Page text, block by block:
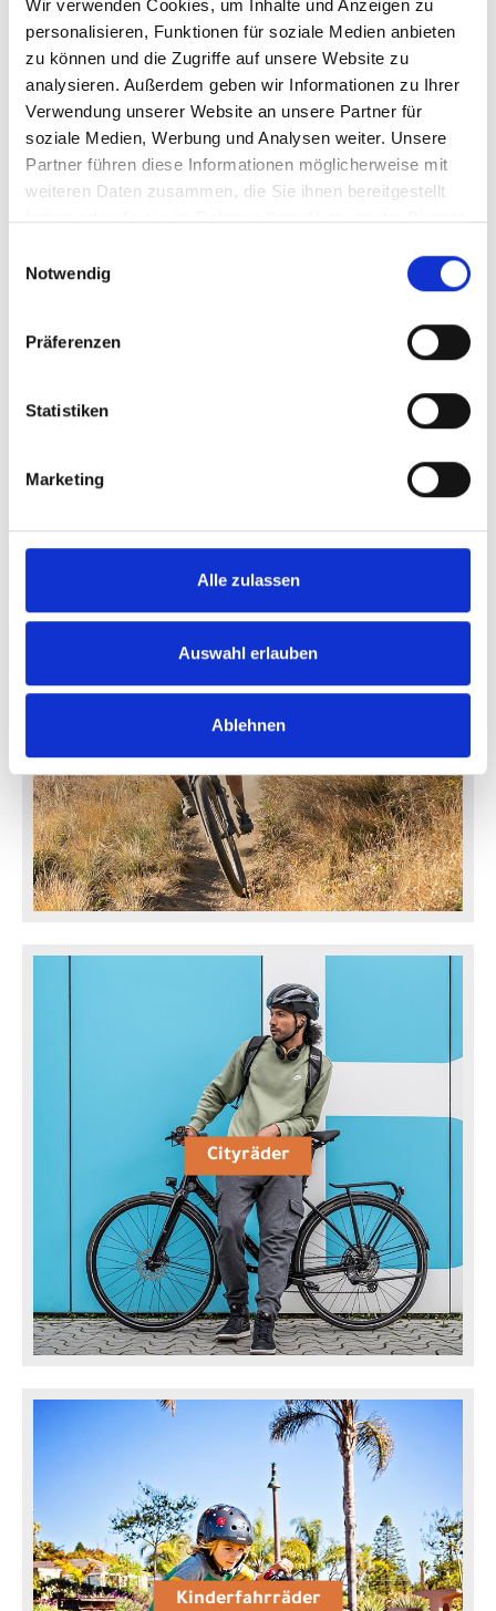
Wir verwenden Cookies, um Inhalte und Anzeigen zu
personalisieren, Funktionen für soziale Medien anbieten
zu können und die Zugriffe auf unsere Website zu
analysieren. Außerdem geben wir Informationen zu Ihrer
Verwendung unserer Website an unsere Partner für
soziale Medien, Werbung und Analysen weiter. Unsere
Partner führen diese Informationen möglicherweise mit
weiteren Daten zusammen, die Sie ihnen bereitgestellt
haben oder die sie im Rahmen Ihrer Nutzung der Dienste
Notwendig
Präferenzen
Statistiken
Marketing
Alle zulassen
Auswahl erlauben
Ablehnen
Cityräder
Kinderfahrräder